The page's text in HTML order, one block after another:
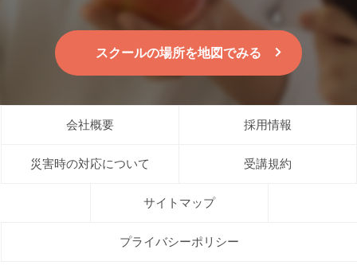
スクールの場所を地図でみる
会社概要 採用情報
災害時の対応について 受講規約
サイトマップ
プライバシーポリシー